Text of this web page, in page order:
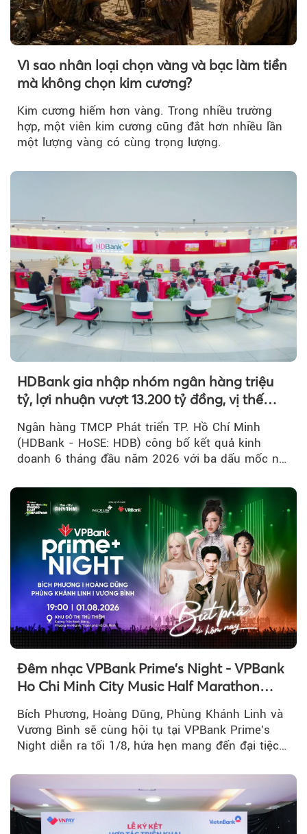
Vì sao nhân loại chọn vàng và bạc làm tiền
mà không chọn kim cương?
Kim cương hiếm hơn vàng. Trong nhiều trường
hợp, một viên kim cương cũng đắt hơn nhiều lần
một lượng vàng có cùng trọng lượng.
HDBank gia nhập nhóm ngân hàng triệu
tỷ, lợi nhuận vượt 13.200 tỷ đồng, vị thế
mới trên thị trường vốn quốc tế
Ngân hàng TMCP Phát triển TP. Hồ Chí Minh
(HDBank - HoSE: HDB) công bố kết quả kinh
doanh 6 tháng đầu năm 2026 với ba dấu mốc nổi
Đêm nhạc VPBank Prime's Night - VPBank
Ho Chi Minh City Music Half Marathon
Bích Phương, Hoàng Dũng, Phùng Khánh Linh và
Vương Bình sẽ cùng hội tụ tại VPBank Prime's
Night diễn ra tối 1/8, hứa hẹn mang đến đại tiệc